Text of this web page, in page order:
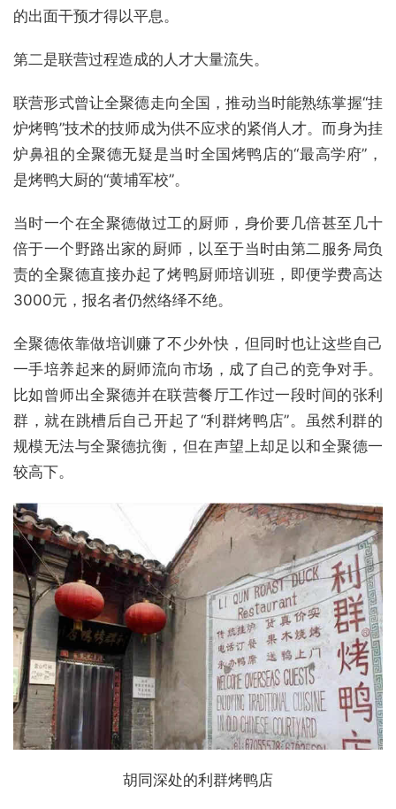
的出面干预才得以平息。
第二是联营过程造成的人才大量流失。
联营形式曾让全聚德走向全国，推动当时能熟练掌握“挂
炉烤鸭”技术的技师成为供不应求的紧俏人才。而身为挂
炉鼻祖的全聚德无疑是当时全国烤鸭店的“最高学府”，
是烤鸭大厨的“黄埔军校”。
当时一个在全聚德做过工的厨师，身价要几倍甚至几十
倍于一个野路出家的厨师，以至于当时由第二服务局负
责的全聚德直接办起了烤鸭厨师培训班，即便学费高达
3000元，报名者仍然络绎不绝。
全聚德依靠做培训赚了不少外快，但同时也让这些自己
一手培养起来的厨师流向市场，成了自己的竞争对手。
比如曾师出全聚德并在联营餐厅工作过一段时间的张利
群，就在跳槽后自己开起了“利群烤鸭店”。虽然利群的
规模无法与全聚德抗衡，但在声望上却足以和全聚德一
较高下。
胡同深处的利群烤鸭店